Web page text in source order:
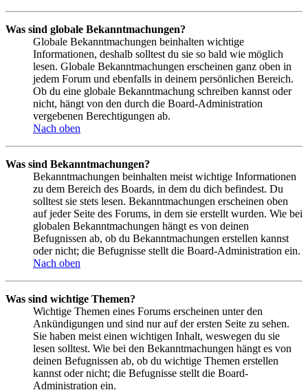
Was sind globale Bekanntmachungen?
Globale Bekanntmachungen beinhalten wichtige
Informationen, deshalb solltest du sie so bald wie möglich
lesen. Globale Bekanntmachungen erscheinen ganz oben in
jedem Forum und ebenfalls in deinem persönlichen Bereich.
Ob du eine globale Bekanntmachung schreiben kannst oder
nicht, hängt von den durch die Board-Administration
vergebenen Berechtigungen ab.
Nach oben
Was sind Bekanntmachungen?
Bekanntmachungen beinhalten meist wichtige Informationen
zu dem Bereich des Boards, in dem du dich befindest. Du
solltest sie stets lesen. Bekanntmachungen erscheinen oben
auf jeder Seite des Forums, in dem sie erstellt wurden. Wie bei
globalen Bekanntmachungen hängt es von deinen
Befugnissen ab, ob du Bekanntmachungen erstellen kannst
oder nicht; die Befugnisse stellt die Board-Administration ein.
Nach oben
Was sind wichtige Themen?
Wichtige Themen eines Forums erscheinen unter den
Ankündigungen und sind nur auf der ersten Seite zu sehen.
Sie haben meist einen wichtigen Inhalt, weswegen du sie
lesen solltest. Wie bei den Bekanntmachungen hängt es von
deinen Befugnissen ab, ob du wichtige Themen erstellen
kannst oder nicht; die Befugnisse stellt die Board-
Administration ein.